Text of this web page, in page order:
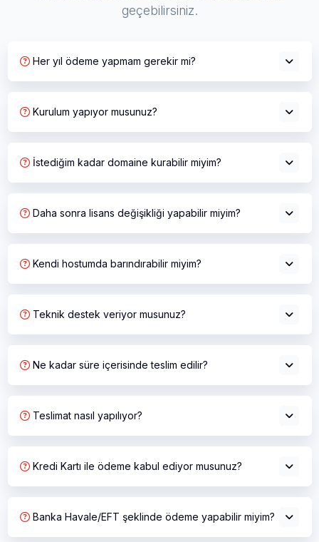
geçebilirsiniz.
Her yıl ödeme yapmam gerekir mi?
Kurulum yapıyor musunuz?
İstediğim kadar domaine kurabilir miyim?
Daha sonra lisans değişikliği yapabilir miyim?
Kendi hostumda barındırabilir miyim?
Teknik destek veriyor musunuz?
Ne kadar süre içerisinde teslim edilir?
Teslimat nasıl yapılıyor?
Kredi Kartı ile ödeme kabul ediyor musunuz?
Banka Havale/EFT şeklinde ödeme yapabilir miyim?